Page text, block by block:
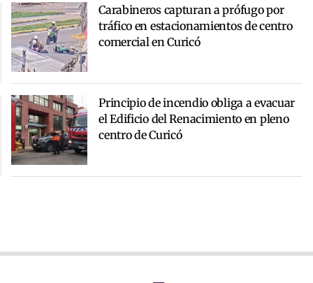
Carabineros capturan a prófugo por
tráfico en estacionamientos de centro
comercial en Curicó
Principio de incendio obliga a evacuar
el Edificio del Renacimiento en pleno
centro de Curicó